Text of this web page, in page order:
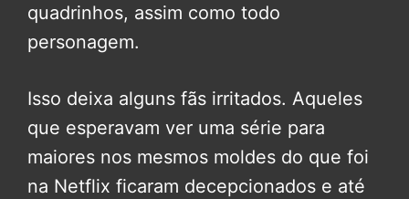
quadrinhos, assim como todo
personagem.
Isso deixa alguns fãs irritados. Aqueles
que esperavam ver uma série para
maiores nos mesmos moldes do que foi
na Netflix ficaram decepcionados e até